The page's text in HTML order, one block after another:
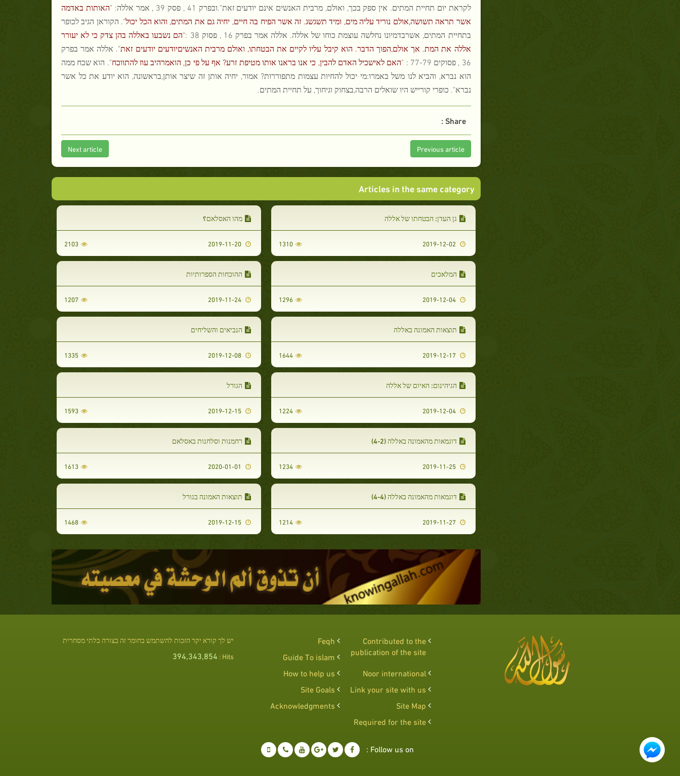
לקראת יום תחיית המתים. אין ספק בכך, ואולם, מרבית האנשים אינם יודעים זאת".ובפרק 41 , פסק 39 , אמר אללה: "
האותות באדמה
אשר תראה תשושה,אולם נוריד עליה מים, ומיד תשגשג. זה אשר הפיח בה חיים, יחיה גם את המתים, והוא הכל יכול". הקוראן הגיב לכופר
בתחיית המתים, אשרבדמיונו נחלשה עוצמת כוחו של אללה. אללה אמר בפרק 16 , פסוק 38 :"
הם נשבעו באללה בהן צדק כי לא יעורר
אללה את המת. אך אולם,הפוך הדבר. הוא קיבל עליו לקיים את הבטחתו, ואולם מרבית האנשיםיודעים יודעים זאת". אללה אמר בפרק
36 , פסוקים 77-79 : "
האם לאישכיל האדם להבין, כי אנו בראנו אותו מטיפת זרע? אף על פי כן, הואמרהיב עוז להתווכח". הוא שכח ממה
הוא נברא, והביא לנו משל באמרו:מי יכול להחיות עצמות מתפוררות? אמור, יחיה אותן זה שיצר אותן,בראשונה, הוא יודע את כל אשר
נברא". כופרי קורייש היו שואלים הרבה,בצחוק וגיחוך, על תחיית המתים.
Share :
Previous article
Next article
Articles in the same category
גן העדן: הבטחתו של אללה
1310
מהו האסלאם؟
2019-11-20
2103
המלאכים
2019-12-04
1296
ההוכחות הספרותיות
2019-11-24
1207
תוצאות האמונה באללה
1644
הנביאים והשליחים
2019-12-08
1335
הגיהינום: האיום של אללה
2019-12-04
1224
הגורל
2019-12-15
1593
דוגמאות מהאמונה באללה (4-2)
2019-11-25
1234
רחמנות וסלחנות באסלאם
1613
דוגמאות מהאמונה באללה (4-4)
1214
תוצאות האמונה בגורל
2019-12-15
1468
Contributed to the
publication of the site
Feqh
Guide To islam
Noor international
How to help us
Link your site with us
Site Goals
Site Map
Acknowledgments
Required for the site
יש לך קורא יקר הזכות להשתמש בחומר זה בצורה בלתי מסחרית
Hits :
394,343,854
Follow us on :